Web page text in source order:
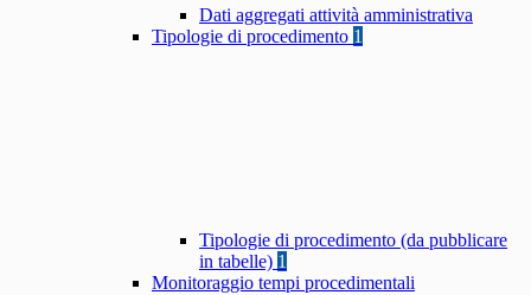
Dati aggregati attività amministrativa
Tipologie di procedimento 1
Tipologie di procedimento (da pubblicare
in tabelle) 1
Monitoraggio tempi procedimentali